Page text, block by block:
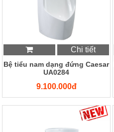
Chi tiết
Bệ tiểu nam dạng đứng Caesar
UA0284
9.100.000đ